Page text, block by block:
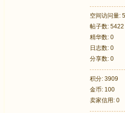
空间访问量:
帖子数: 5422
精华数: 0
日志数: 0
分享数: 0
积分: 3909
金币: 100
卖家信用: 0